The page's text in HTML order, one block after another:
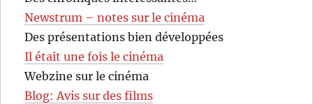
Newstrum – notes sur le cinéma
Des présentations bien développées
Il était une fois le cinéma
Webzine sur le cinéma
Blog: Avis sur des films